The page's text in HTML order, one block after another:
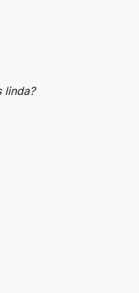
linda?